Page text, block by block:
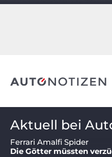
Aktuell bei
Ferrari Amalfi Spider
Die Götter müssten